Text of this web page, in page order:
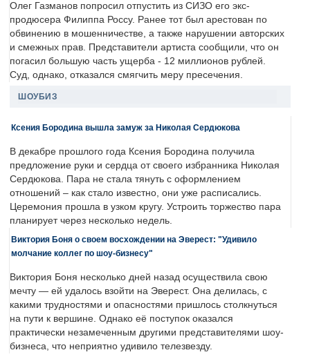
Олег Газманов попросил отпустить из СИЗО его экс-
продюсера Филиппа Россу. Ранее тот был арестован по
обвинению в мошенничестве, а также нарушении авторских
и смежных прав. Представители артиста сообщили, что он
погасил большую часть ущерба - 12 миллионов рублей.
Суд, однако, отказался смягчить меру пресечения.
ШОУБИЗ
Ксения Бородина вышла замуж за Николая Сердюкова
В декабре прошлого года Ксения Бородина получила
предложение руки и сердца от своего избранника Николая
Сердюкова. Пара не стала тянуть с оформлением
отношений – как стало известно, они уже расписались.
Церемония прошла в узком кругу. Устроить торжество пара
планирует через несколько недель.
Виктория Боня о своем восхождении на Эверест: "Удивило
молчание коллег по шоу-бизнесу"
Виктория Боня несколько дней назад осуществила свою
мечту — ей удалось взойти на Эверест. Она делилась, с
какими трудностями и опасностями пришлось столкнуться
на пути к вершине. Однако её поступок оказался
практически незамеченным другими представителями шоу-
бизнеса, что неприятно удивило телезвезду.